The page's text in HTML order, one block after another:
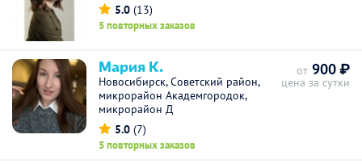
5.0 (13)
5 повторных заказов
Мария К.
Новосибирск, Советский район,
микрорайон Академгородок,
микрорайон Д
5.0 (7)
5 повторных заказов
от 900 ₽
цена за сутки